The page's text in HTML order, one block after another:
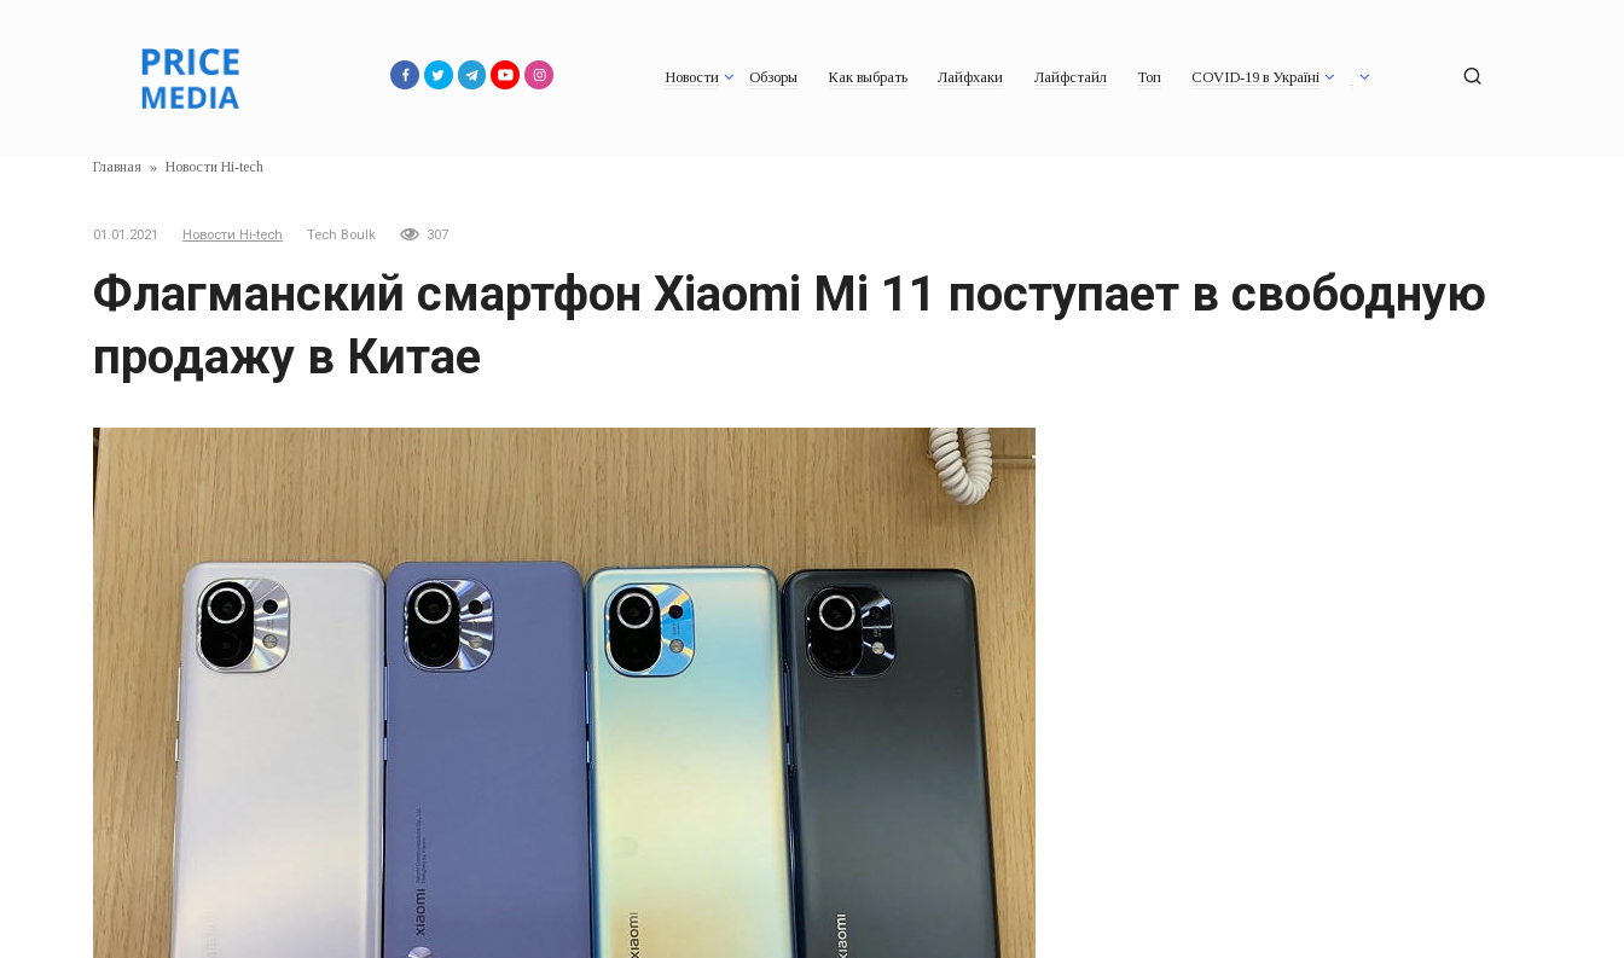
Новости Обзоры Как выбрать Лайфхаки Лайфстайл Топ COVID-19 в Україні
Главная » Новости Hi-tech
01.01.2021 Новости Hi-tech Tech Boulk 307
Флагманский смартфон Xiaomi Mi 11 поступает в свободную
продажу в Китае